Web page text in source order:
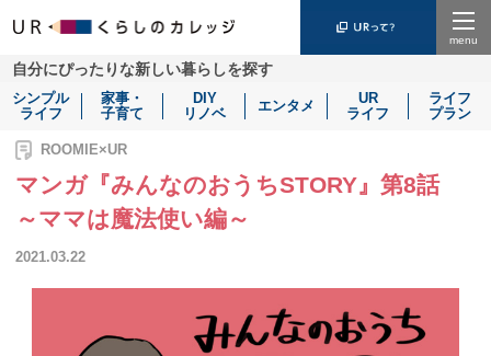
自分にぴったりな新しい暮らしを探す
シンプル
ライフ
家事・
子育て
DIY
リノベ
エンタメ
UR
ライフ
ライフ
プラン
ROOMIE×UR
マンガ『みんなのおうちSTORY』第8話
～ママは魔法使い編～
2021.03.22